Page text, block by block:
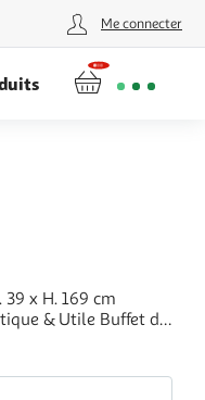
Me connecter
x H. 169 cm
& Utile Buffet de
Câble inclus
& Noir